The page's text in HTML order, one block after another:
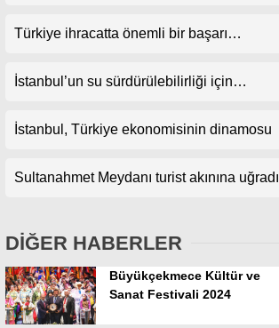
Türkiye ihracatta önemli bir başarı
İstanbul’un su sürdürülebilirliği için
İstanbul, Türkiye ekonomisinin dinamosu
Sultanahmet Meydanı turist akınına uğradı
DİĞER HABERLER
Büyükçekmece Kültür ve
Sanat Festivali 2024